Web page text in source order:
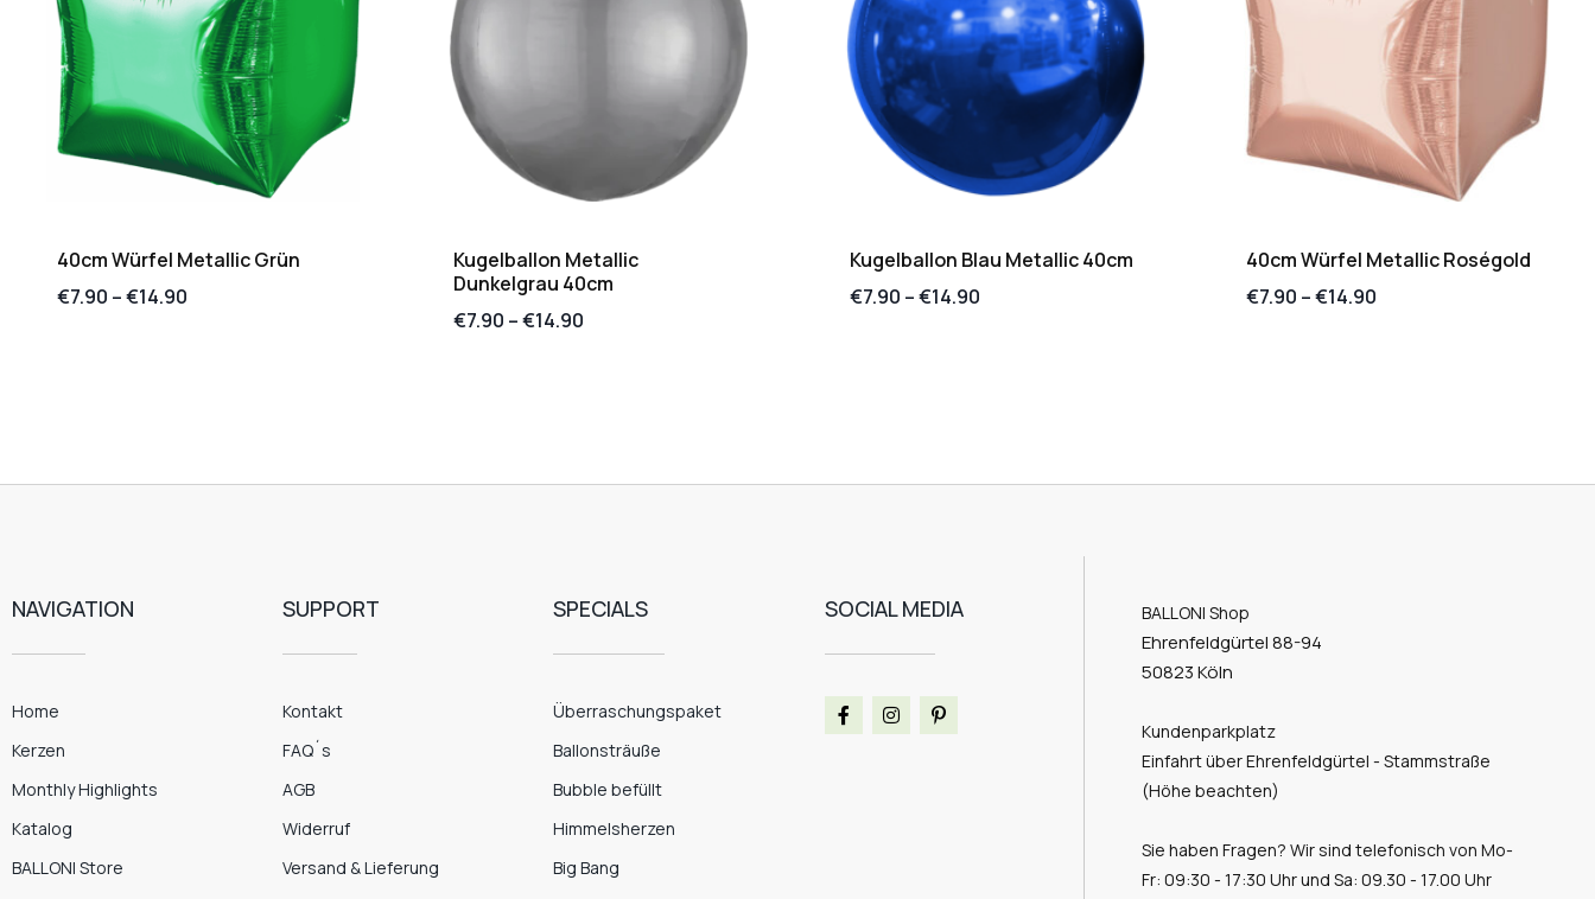
40cm Würfel Metallic Grün
€7.90 –€14.90
Kugelballon Metallic
Dunkelgrau 40cm
€7.90 –€14.90
Kugelballon Blau Metallic 40cm
€7.90 –€14.90
40cm Würfel Metallic Roségold
€7.90 –€14.90
NAVIGATION
Home
Kerzen
Monthly Highlights
Katalog
BALLONI Store
SUPPORT
Kontakt
FAQ´s
AGB
Widerruf
Versand & Lieferung
SPECIALS
Überraschungspaket
Ballonsträuße
Bubble befüllt
Himmelsherzen
Big Bang
SOCIAL MEDIA BALLONI Shop
Ehrenfeldgürtel 88-94
50823 Köln
Kundenparkplatz
Einfahrt über Ehrenfeldgürtel - Stammstraße
(Höhe beachten)
Sie haben Fragen? Wir sind telefonisch von Mo-
Fr: 09:30 - 17:30 Uhr und Sa: 09.30 - 17.00 Uhr